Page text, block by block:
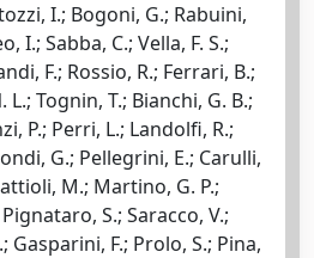
I.; Bogoni, G.; Rabuini,
I.; Sabba, C.; Vella, F. S.;
F.; Rossio, R.; Ferrari, B.;
Tognin, T.; Bianchi, G. B.;
P.; Perri, L.; Landolfi, R.;
G.; Pellegrini, E.; Carulli,
M.; Martino, G. P.;
S.; Saracco, V.;
F.; Prolo, S.; Pina,